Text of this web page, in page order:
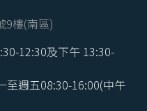
9樓(南區)
12:30及下午 13:30-
至週五08:30-16:00(中午